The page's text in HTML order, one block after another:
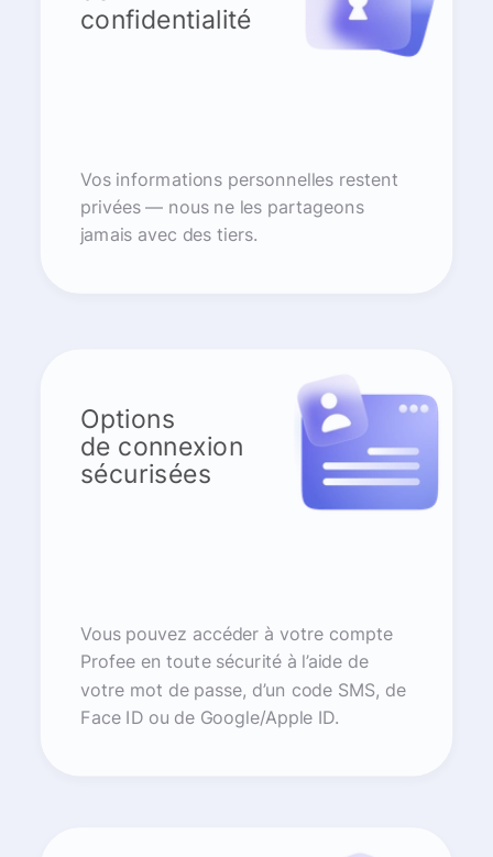
confidentialité
Vos informations personnelles restent
privées — nous ne les partageons
jamais avec des tiers.
Options
de connexion
sécurisées
Vous pouvez accéder à votre compte
Profee en toute sécurité à l’aide de
votre mot de passe, d’un code SMS, de
Face ID ou de Google/Apple ID.